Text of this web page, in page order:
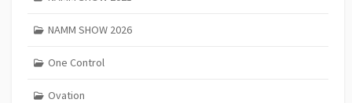
NAMM SHOW 2026
One Control
Ovation